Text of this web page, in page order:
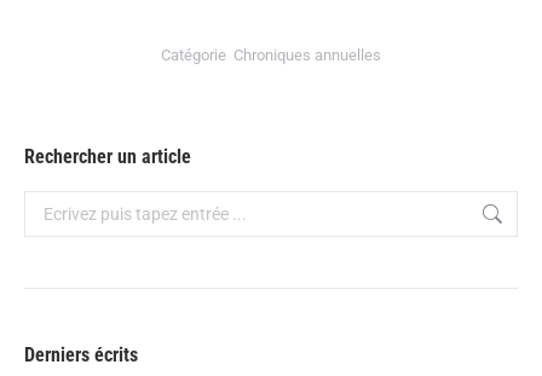
Catégorie Chroniques annuelles
Rechercher un article
Recherche
Derniers écrits